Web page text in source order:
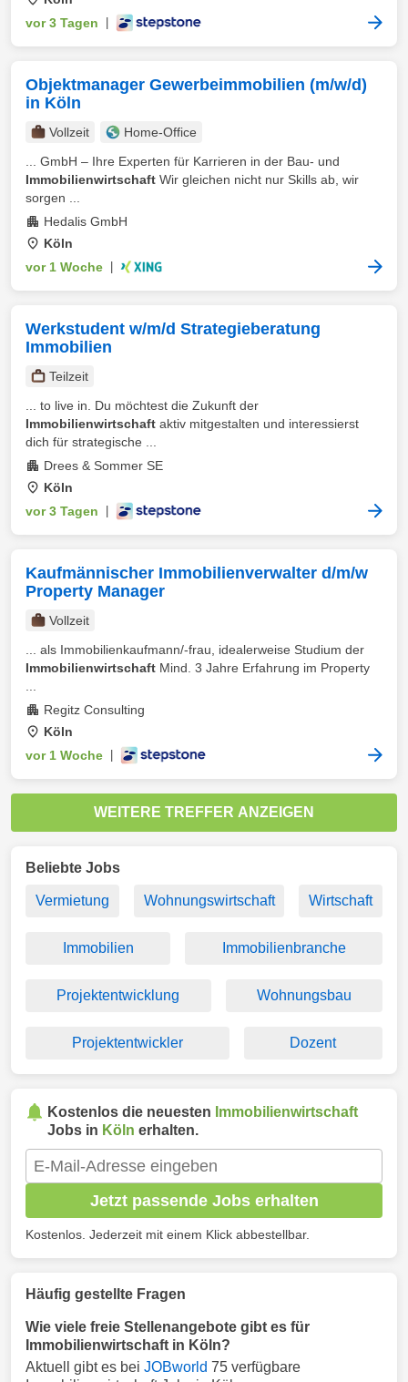
vor 3 Tagen
Objektmanager Gewerbeimmobilien (m/w/d)
in Köln
Vollzeit
Home-Office
... GmbH – Ihre Experten für Karrieren in der Bau- und
Immobilienwirtschaft Wir gleichen nicht nur Skills ab, wir
sorgen ...
Hedalis GmbH
Köln
vor 1 Woche
Werkstudent w/m/d Strategieberatung
Immobilien
Teilzeit
... to live in. Du möchtest die Zukunft der
Immobilienwirtschaft aktiv mitgestalten und interessierst
dich für strategische ...
Drees & Sommer SE
Köln
vor 3 Tagen
Kaufmännischer Immobilienverwalter d/m/w
Property Manager
Vollzeit
... als Immobilienkaufmann/-frau, idealerweise Studium der
Immobilienwirtschaft Mind. 3 Jahre Erfahrung im Property
Regitz Consulting
Köln
vor 1 Woche
WEITERE TREFFER ANZEIGEN
Beliebte Jobs
Vermietung Wohnungswirtschaft Wirtschaft
Immobilien Immobilienbranche
Projektentwicklung Wohnungsbau
Projektentwickler Dozent
Kostenlos die neuesten Immobilienwirtschaft
Jobs in Köln erhalten.
Jetzt passende Jobs erhalten
Kostenlos. Jederzeit mit einem Klick abbestellbar.
Häufig gestellte Fragen
Wie viele freie Stellenangebote gibt es für
Immobilienwirtschaft in Köln?
Aktuell gibt es bei JOBworld 75 verfügbare